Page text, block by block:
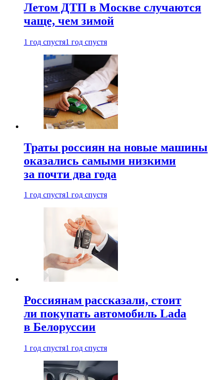
Летом ДТП в Москве случаются
чаще, чем зимой
1 год спустя1 год спустя
Траты россиян на новые машины
оказались самыми низкими
за почти два года
1 год спустя1 год спустя
Россиянам рассказали, стоит
ли покупать автомобиль Lada
в Белоруссии
1 год спустя1 год спустя